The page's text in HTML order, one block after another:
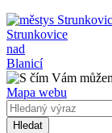
Strunkovice
nad
Blanicí
Mapa webu
Hledat